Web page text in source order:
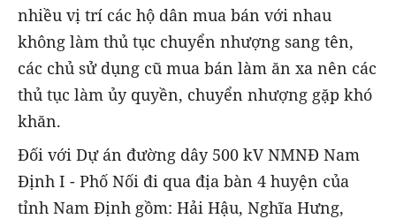
nhiều vị trí các hộ dân mua bán với nhau
không làm thủ tục chuyển nhượng sang tên,
các chủ sử dụng cũ mua bán làm ăn xa nên các
thủ tục làm ủy quyền, chuyển nhượng gặp khó
khăn.
Đối với Dự án đường dây 500 kV NMNĐ Nam
Định I - Phố Nối đi qua địa bàn 4 huyện của
tỉnh Nam Định gồm: Hải Hậu, Nghĩa Hưng,